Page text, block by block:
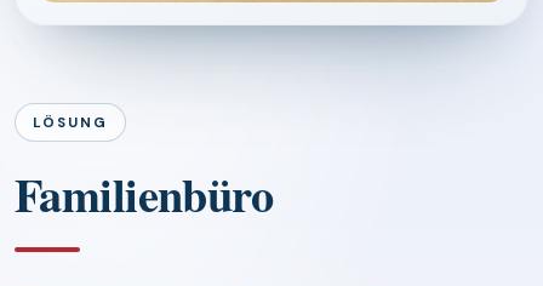
LÖSUNG
Familienbüro